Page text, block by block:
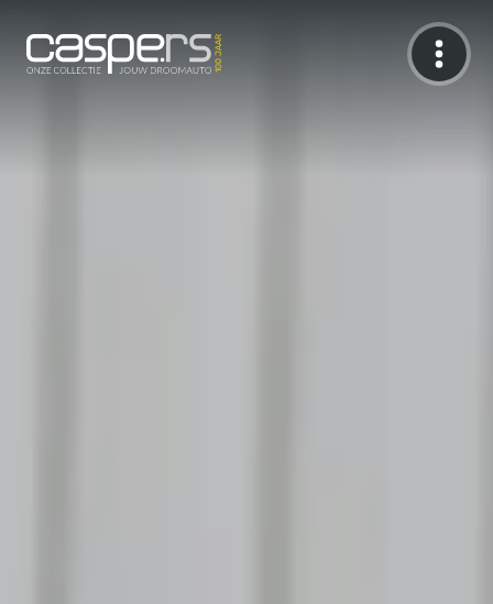
De Caspers Collectie